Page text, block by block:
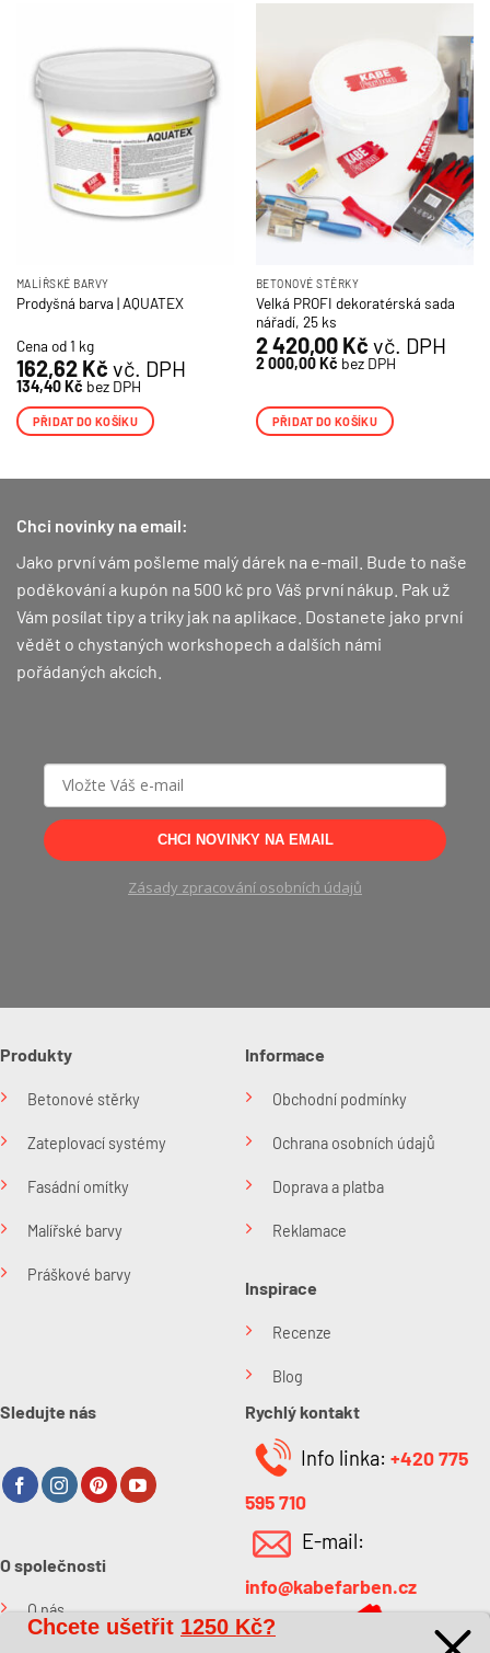
MALÍŘSKÉ BARVY
Prodyšná barva | AQUATEX
Cena od 1 kg
162,62 Kč vč. DPH
134,40Kč bez DPH
PŘIDAT DO KOŠÍKU
BETONOVÉ STĚRKY
Velká PROFI dekoratérská sada
nářadí, 25 ks
2 420,00 Kč vč. DPH
2 000,00Kč bez DPH
PŘIDAT DO KOŠÍKU
Chci novinky na email:
Jako první vám pošleme malý dárek na e-mail. Bude to naše
poděkování a kupón na 500 kč pro Váš první nákup. Pak už
Vám posílat tipy a triky jak na aplikace. Dostanete jako první
vědět o chystaných workshopech a dalších námi
pořádaných akcích.
CHCI NOVINKY NA EMAIL
Zásady zpracování osobních údajů
Produkty
Betonové stěrky
Zateplovací systémy
Fasádní omítky
Malířské barvy
Práškové barvy
Informace
Obchodní podmínky
Ochrana osobních údajů
Doprava a platba
Reklamace
Inspirace
Recenze
Blog
Sledujte nás
O společnosti
O nás
Rychlý kontakt
Info linka: +420 775
595 710
E-mail:
info@kabefarben.cz
Chcete ušetřit 1250 Kč?